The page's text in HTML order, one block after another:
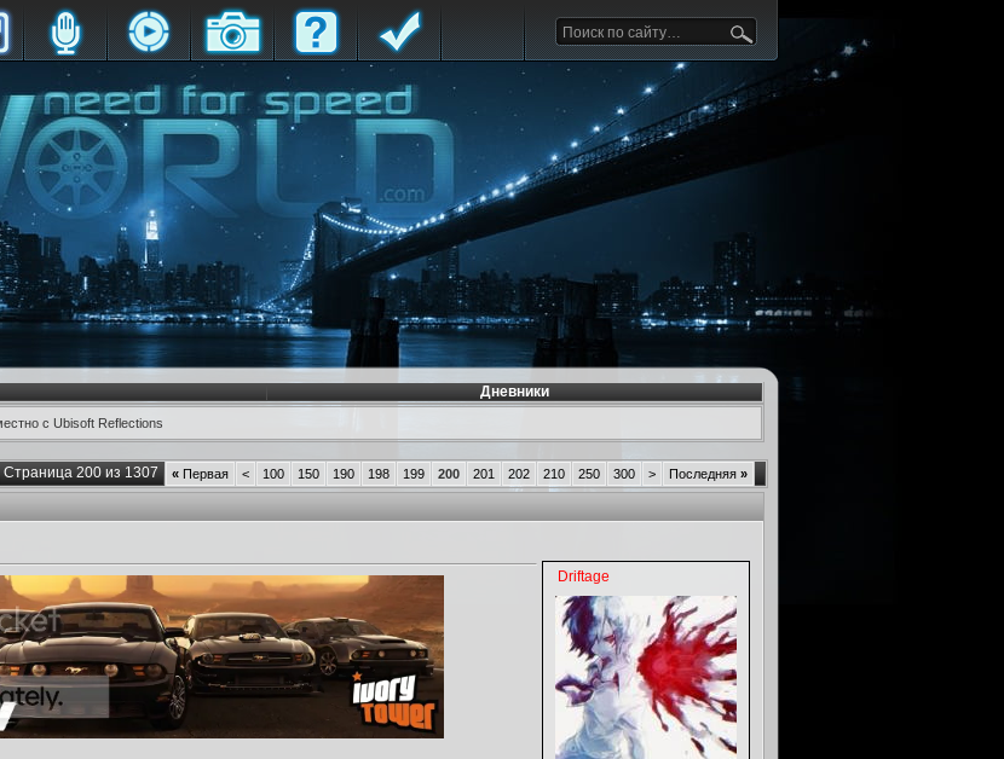
Дневники
с Ubisoft Reflections
Страница 200 из 1307 « Первая < 100 150 190 198 199 200 201 202 210 250 300 > Последняя »
Driftage